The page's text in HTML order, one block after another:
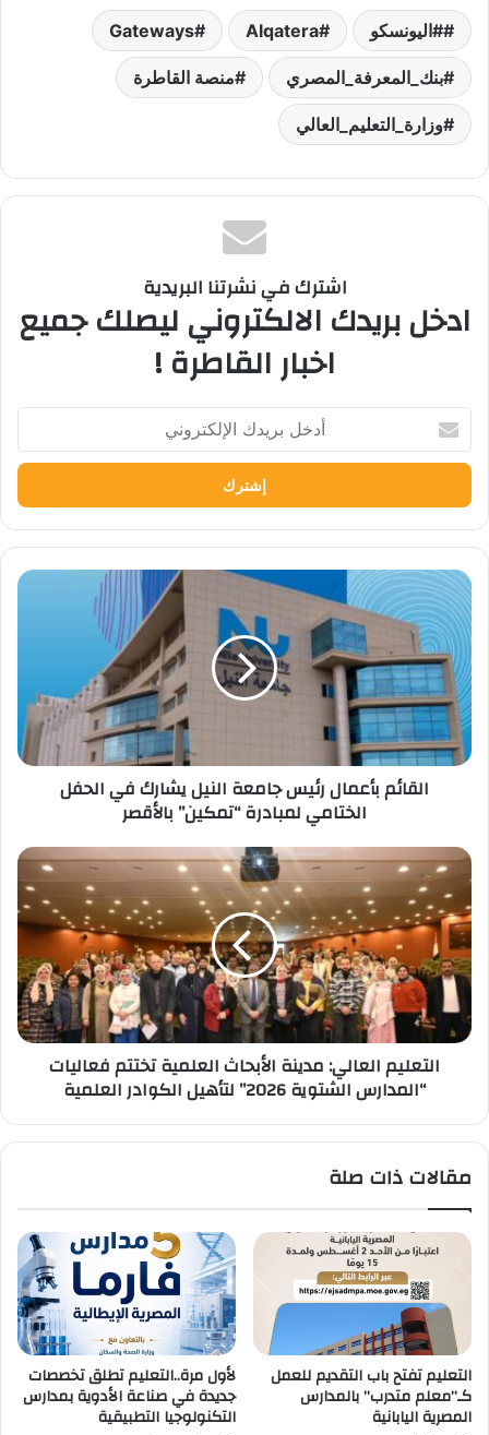
#اليونسكو Alqatera
Gateways
بنك_المعرفة_المصري منصة القاطرة
وزارة_التعليم_العالي
اشترك في نشرتنا البريدية
ادخل بريدك الالكتروني ليصلك جميع
اخبار القاطرة !
بريدك
الإلكتروني
القائم
بأعمال
رئيس
جامعة
النيل
يشارك
في
الحفل
الختامي
القائم بأعمال رئيس جامعة النيل يشارك في الحفل
الختامي لمبادرة “تمكين” بالأقصر
التعليم
العالي:
مدينة
الأبحاث
العلمية
تختتم
فعاليات
“المدارس
الشتوية
2026”
التعليم العالي: مدينة الأبحاث العلمية تختتم فعاليات
“المدارس الشتوية 2026” لتأهيل الكوادر العلمية
مقالات ذات صلة
التعليم تفتح باب التقديم للعمل
كـ”معلم متدرب” بالمدارس
المصرية اليابانية
لأول مرة..التعليم تطلق تخصصات
جديدة في صناعة الأدوية بمدارس
التكنولوجيا التطبيقية